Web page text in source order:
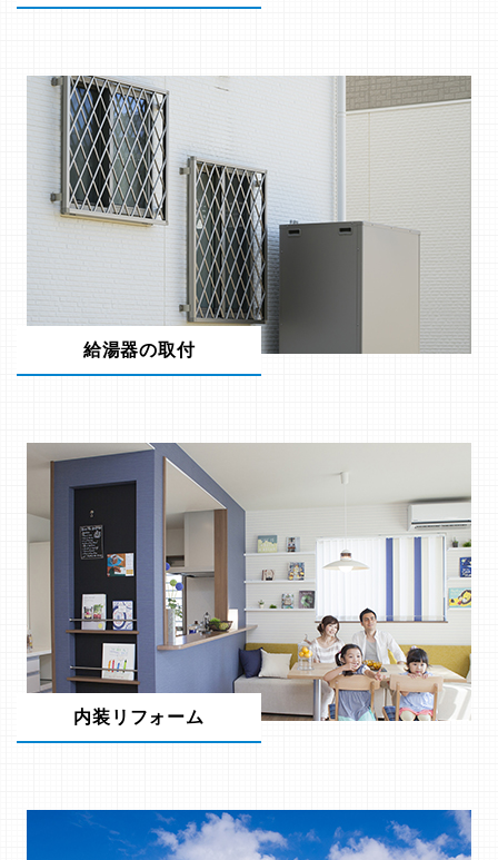
給湯器の取付
内装リフォーム